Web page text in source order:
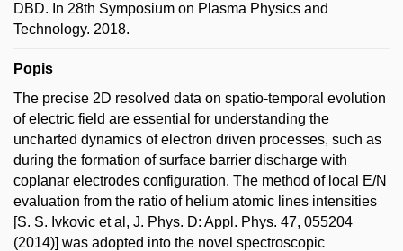
DBD. In 28th Symposium on Plasma Physics and
Technology. 2018.
Popis
The precise 2D resolved data on spatio-temporal evolution
of electric field are essential for understanding the
uncharted dynamics of electron driven processes, such as
during the formation of surface barrier discharge with
coplanar electrodes configuration. The method of local E/N
evaluation from the ratio of helium atomic lines intensities
[S. S. Ivkovic et al, J. Phys. D: Appl. Phys. 47, 055204
(2014)] was adopted into the novel spectroscopic